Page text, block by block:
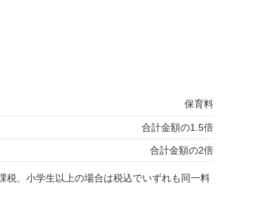
保育料
合計金額の1.5倍
合計金額の2倍
税、小学生以上の場合は税込でいずれも同一料